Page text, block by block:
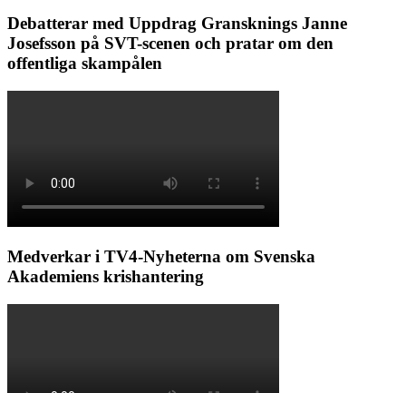
Debatterar med Uppdrag Gransknings Janne
Josefsson på SVT-scenen och pratar om den
offentliga skampålen
Medverkar i TV4-Nyheterna om Svenska
Akademiens krishantering